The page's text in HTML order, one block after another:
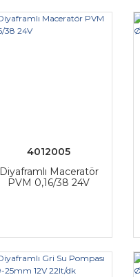
4012005
Diyaframlı Maceratör
PVM 0,16/38 24V